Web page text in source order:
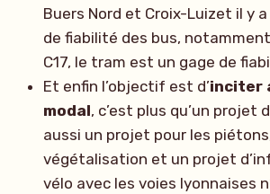
Buers Nord et Croix-Luizet il y
de fiabilité des bus,
C17, le tram est un gage de
Et enfin l’objectif est d’inciter
modal, c’est plus qu’un projet
aussi un projet pour les
végétalisation et un projet
vélo avec les voies lyonnaises